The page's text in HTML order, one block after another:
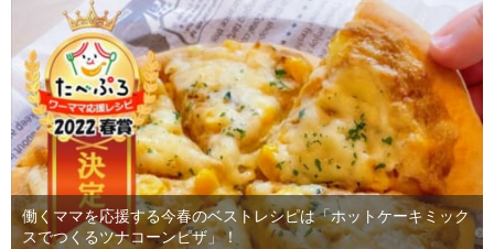
働くママを応援する今春のベストレシピは「ホットケーキミック
スでつくるツナコーンピザ」！